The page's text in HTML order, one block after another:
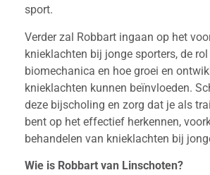
sport.
Verder zal Robbart ingaan op het
knieklachten bij jonge sporters, de rol
biomechanica en hoe groei en
knieklachten kunnen beïnvloeden.
deze bijscholing en zorg dat je als
bent op het effectief herkennen,
behandelen van knieklachten bij
Wie is Robbart van Linschoten?